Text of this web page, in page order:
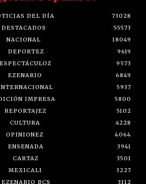
DEL DÍA
73028
DESTACADOS
55573
NACIONAL
18049
DEPORTEZ
9619
ESPECTÁCULOZ
9573
EZENARIO
6849
5937
IMPRESA
5800
REPORTAJEZ
5102
CULTURA
4228
OPINIONEZ
4064
ENSENADA
3941
CARTAZ
3501
MEXICALI
3227
EZENARIO BCS
3112